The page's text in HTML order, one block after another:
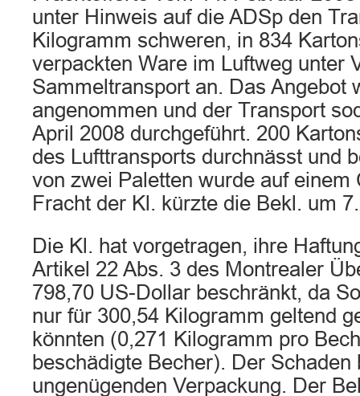
unter Hinweis auf die ADSp den
Kilogramm schweren, in 834
verpackten Ware im Luftweg unter
Sammeltransport an. Das Angebot
angenommen und der Transport
April 2008 durchgeführt. 200
des Lufttransports durchnässt und
von zwei Paletten wurde auf einem
Fracht der Kl. kürzte die Bekl. um
Die Kl. hat vorgetragen, ihre
Artikel 22 Abs. 3 des Montrealer
798,70 US-Dollar beschränkt, da
nur für 300,54 Kilogramm geltend
könnten (0,271 Kilogramm pro
beschädigte Becher). Der Schaden
ungenügenden Verpackung. Der